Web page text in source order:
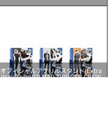
オフィシャルアクリルスタンド(Extra
Wardrobe02) MAD TRIGGER CREW